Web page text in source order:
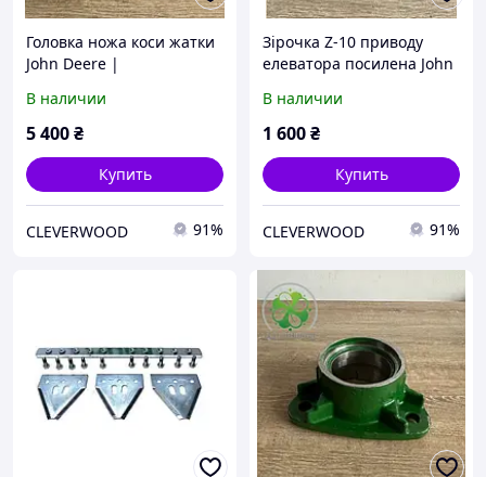
Головка ножа коси жатки
John Deere |
2497/15421.05
В наличии
5 400₴
Купить
CLEVERWOOD 91%
Зірочка Z-10 приводу
елеватора посилена John
H228383/H228383HD
В наличии
1 600₴
Купить
CLEVERWOOD 91%